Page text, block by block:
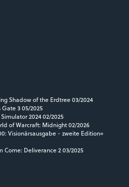
Shadow of the Erdtree 03/2024
3 05/2025
2024 02/2025
of Warcraft: Midnight 02/2026
Visionärsausgabe - zweite Edition«
Deliverance 2 03/2025